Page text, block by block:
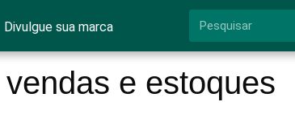
Divulgue sua marca
e estoques